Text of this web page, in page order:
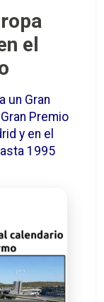
el
un Gran
Premio
y en el
1995